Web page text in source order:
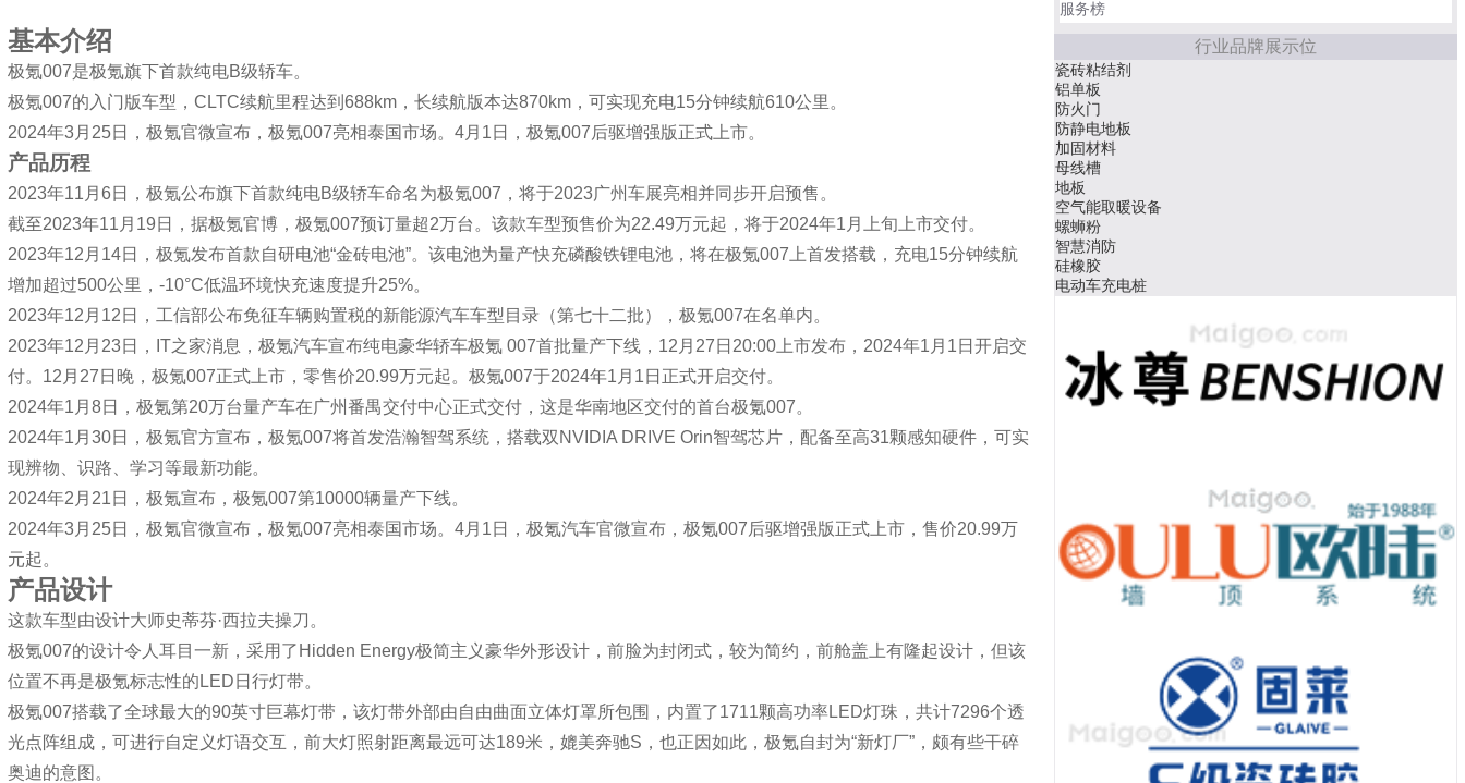
基本介绍
极氪007是极氪旗下首款纯电B级轿车。
极氪007的入门版车型，CLTC续航里程达到688km，长续航版本达870km，可实现充电15分钟续航610公里。
2024年3月25日，极氪官微宣布，极氪007亮相泰国市场。4月1日，极氪007后驱增强版正式上市。
产品历程
2023年11月6日，极氪公布旗下首款纯电B级轿车命名为极氪007，将于2023广州车展亮相并同步开启预售。
截至2023年11月19日，据极氪官博，极氪007预订量超2万台。该款车型预售价为22.49万元起，将于2024年1月上旬上市交付。
2023年12月14日，极氪发布首款自研电池“金砖电池”。该电池为量产快充磷酸铁锂电池，将在极氪007上首发搭载，充电15分钟续航
增加超过500公里，-10°C低温环境快充速度提升25%。
2023年12月12日，工信部公布免征车辆购置税的新能源汽车车型目录（第七十二批），极氪007在名单内。
2023年12月23日，IT之家消息，极氪汽车宣布纯电豪华轿车极氪 007首批量产下线，12月27日20:00上市发布，2024年1月1日开启交
付。12月27日晚，极氪007正式上市，零售价20.99万元起。极氪007于2024年1月1日正式开启交付。
2024年1月8日，极氪第20万台量产车在广州番禺交付中心正式交付，这是华南地区交付的首台极氪007。
2024年1月30日，极氪官方宣布，极氪007将首发浩瀚智驾系统，搭载双NVIDIA DRIVE Orin智驾芯片，配备至高31颗感知硬件，可实
现辨物、识路、学习等最新功能。
2024年2月21日，极氪宣布，极氪007第10000辆量产下线。
2024年3月25日，极氪官微宣布，极氪007亮相泰国市场。4月1日，极氪汽车官微宣布，极氪007后驱增强版正式上市，售价20.99万
元起。
产品设计
这款车型由设计大师史蒂芬·西拉夫操刀。
极氪007的设计令人耳目一新，采用了Hidden Energy极简主义豪华外形设计，前脸为封闭式，较为简约，前舱盖上有隆起设计，但该
位置不再是极氪标志性的LED日行灯带。
极氪007搭载了全球最大的90英寸巨幕灯带，该灯带外部由自由曲面立体灯罩所包围，内置了1711颗高功率LED灯珠，共计7296个透
光点阵组成，可进行自定义灯语交互，前大灯照射距离最远可达189米，媲美奔驰S，也正因如此，极氪自封为“新灯厂”，颇有些干碎
奥迪的意图。
服务榜
行业品牌展示位
石膏线
整体家装
红木家具
安全门
卷闸门
玻璃器皿
办公家具
瓷砖粘结剂
铝单板
防火门
防静电地板
加固材料
母线槽
地板
空气能取暖设备
螺蛳粉
智慧消防
硅橡胶
电动车充电桩